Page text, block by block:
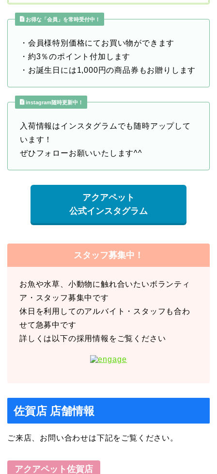
お得な「会員」を常時受付中！
・会員様特別価格にてお買い物ができます
・約3％のポイント付加します
・お誕生日には1,000円の商品券もお贈りします
instagram随時更新中！
入荷情報はインスタグラムでも随時アップして
います！
ぜひフォローお願いいたします^^
アクアペット
公式インスタグラム
スタッフ募集中！
お魚や水草、小動物に触れ合いたいボランティ
ア・スタッフ募集中です
休日を利用してのアルバイト・スタッフも合わ
せて急募中です
詳しくは以下の採用情報をご覧ください
佐賀店 店舗情報
ご来店、お問い合わせは下記をご覧ください。
アクアペット佐賀店